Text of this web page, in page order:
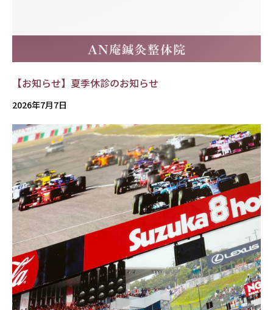
【お知らせ】夏季休診のお知らせ
2026年7月7日